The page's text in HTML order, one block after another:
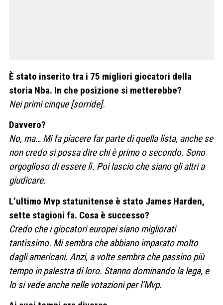
È stato inserito tra i 75 migliori giocatori della
storia Nba. In che posizione si metterebbe?
Nei primi cinque [sorride].
Davvero?
No, ma… Mi fa piacere far parte di quella lista, anche se
non credo si possa dire chi è primo o secondo. Sono
orgoglioso di essere lì. Poi lascio che siano gli altri a
giudicare.
L’ultimo Mvp statunitense è stato James Harden,
sette stagioni fa. Cosa è successo?
Credo che i giocatori europei siano migliorati
tantissimo. Mi sembra che abbiano imparato molto
dagli americani. Anzi, a volte sembra che passino più
tempo in palestra di loro. Stanno dominando la lega, e
lo si vede anche nelle votazioni per l’Mvp.